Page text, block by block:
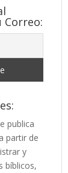
Correo:
publica
partir de
y
bíblicos,